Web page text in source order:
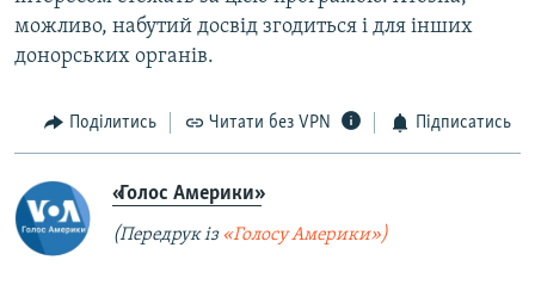
можливо, набутий досвід згодиться і для інших
донорських органів.
Поділитись Читати без VPN Підписатись
«Голос Америки»
(Передрук із «Голосу Америки»)